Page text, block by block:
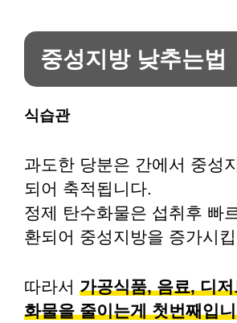
중성지방 낮추는법
식습관
과도한 당분은 간에서 중성
되어 축적됩니다.
정제 탄수화물은 섭취후 빠
환되어 중성지방을 증가시
따라서 가공식품, 음료, 디
화물을 줄이는게 첫번째입